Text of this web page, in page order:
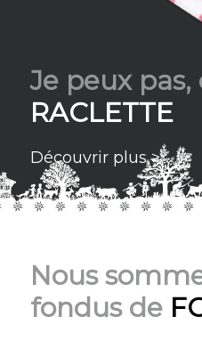
Je peux pas,
RACLETTE
Découvrir plus >
Nous
fondus de